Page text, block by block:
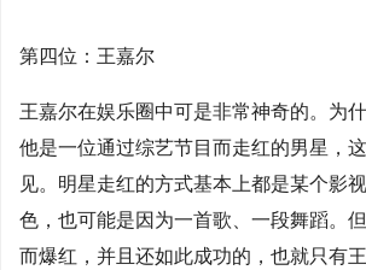
第四位：王嘉尔
王嘉尔在娱乐圈中可是非常神奇的。为
他是一位通过综艺节目而走红的男星，
见。明星走红的方式基本上都是某个影
色，也可能是因为一首歌、一段舞蹈。
而爆红，并且还如此成功的，也就只有